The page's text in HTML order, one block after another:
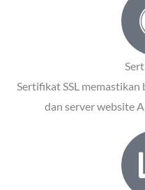
Sertifikat SSL
dan server website